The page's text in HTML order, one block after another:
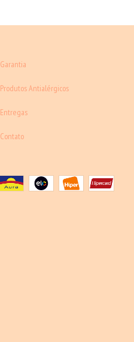
Garantia
Produtos Antialérgicos
Entregas
Contato